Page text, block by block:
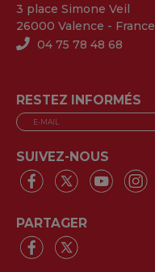
3 place Simone Veil
26000 Valence - France
04 75 78 48 68
RESTEZ INFORMÉS
SUIVEZ-NOUS
PARTAGER